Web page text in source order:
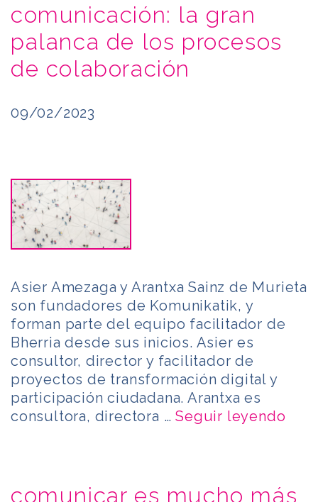
comunicación: la gran
palanca de los procesos
de colaboración
09/02/2023
Asier Amezaga y Arantxa Sainz de Murieta
son fundadores de Komunikatik, y
forman parte del equipo facilitador de
Bherria desde sus inicios. Asier es
consultor, director y facilitador de
proyectos de transformación digital y
participación ciudadana. Arantxa es
consultora, directora …Seguir leyendo
comunicar es mucho más